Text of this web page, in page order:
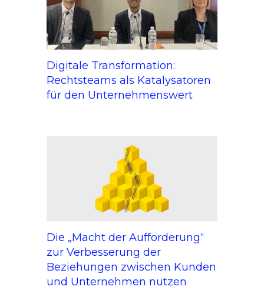
Digitale Transformation:
Rechtsteams als Katalysatoren
für den Unternehmenswert
Die „Macht der Aufforderung“
zur Verbesserung der
Beziehungen zwischen Kunden
und Unternehmen nutzen